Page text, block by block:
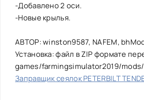
-Добавлено 2 оси.
-Новые крылья.
АВТОР: winston9587, NAFEM,
Установка: файл в ZIP формате
games/farmingsimulator2019/mods/
Заправщик сеялок PETERBILT